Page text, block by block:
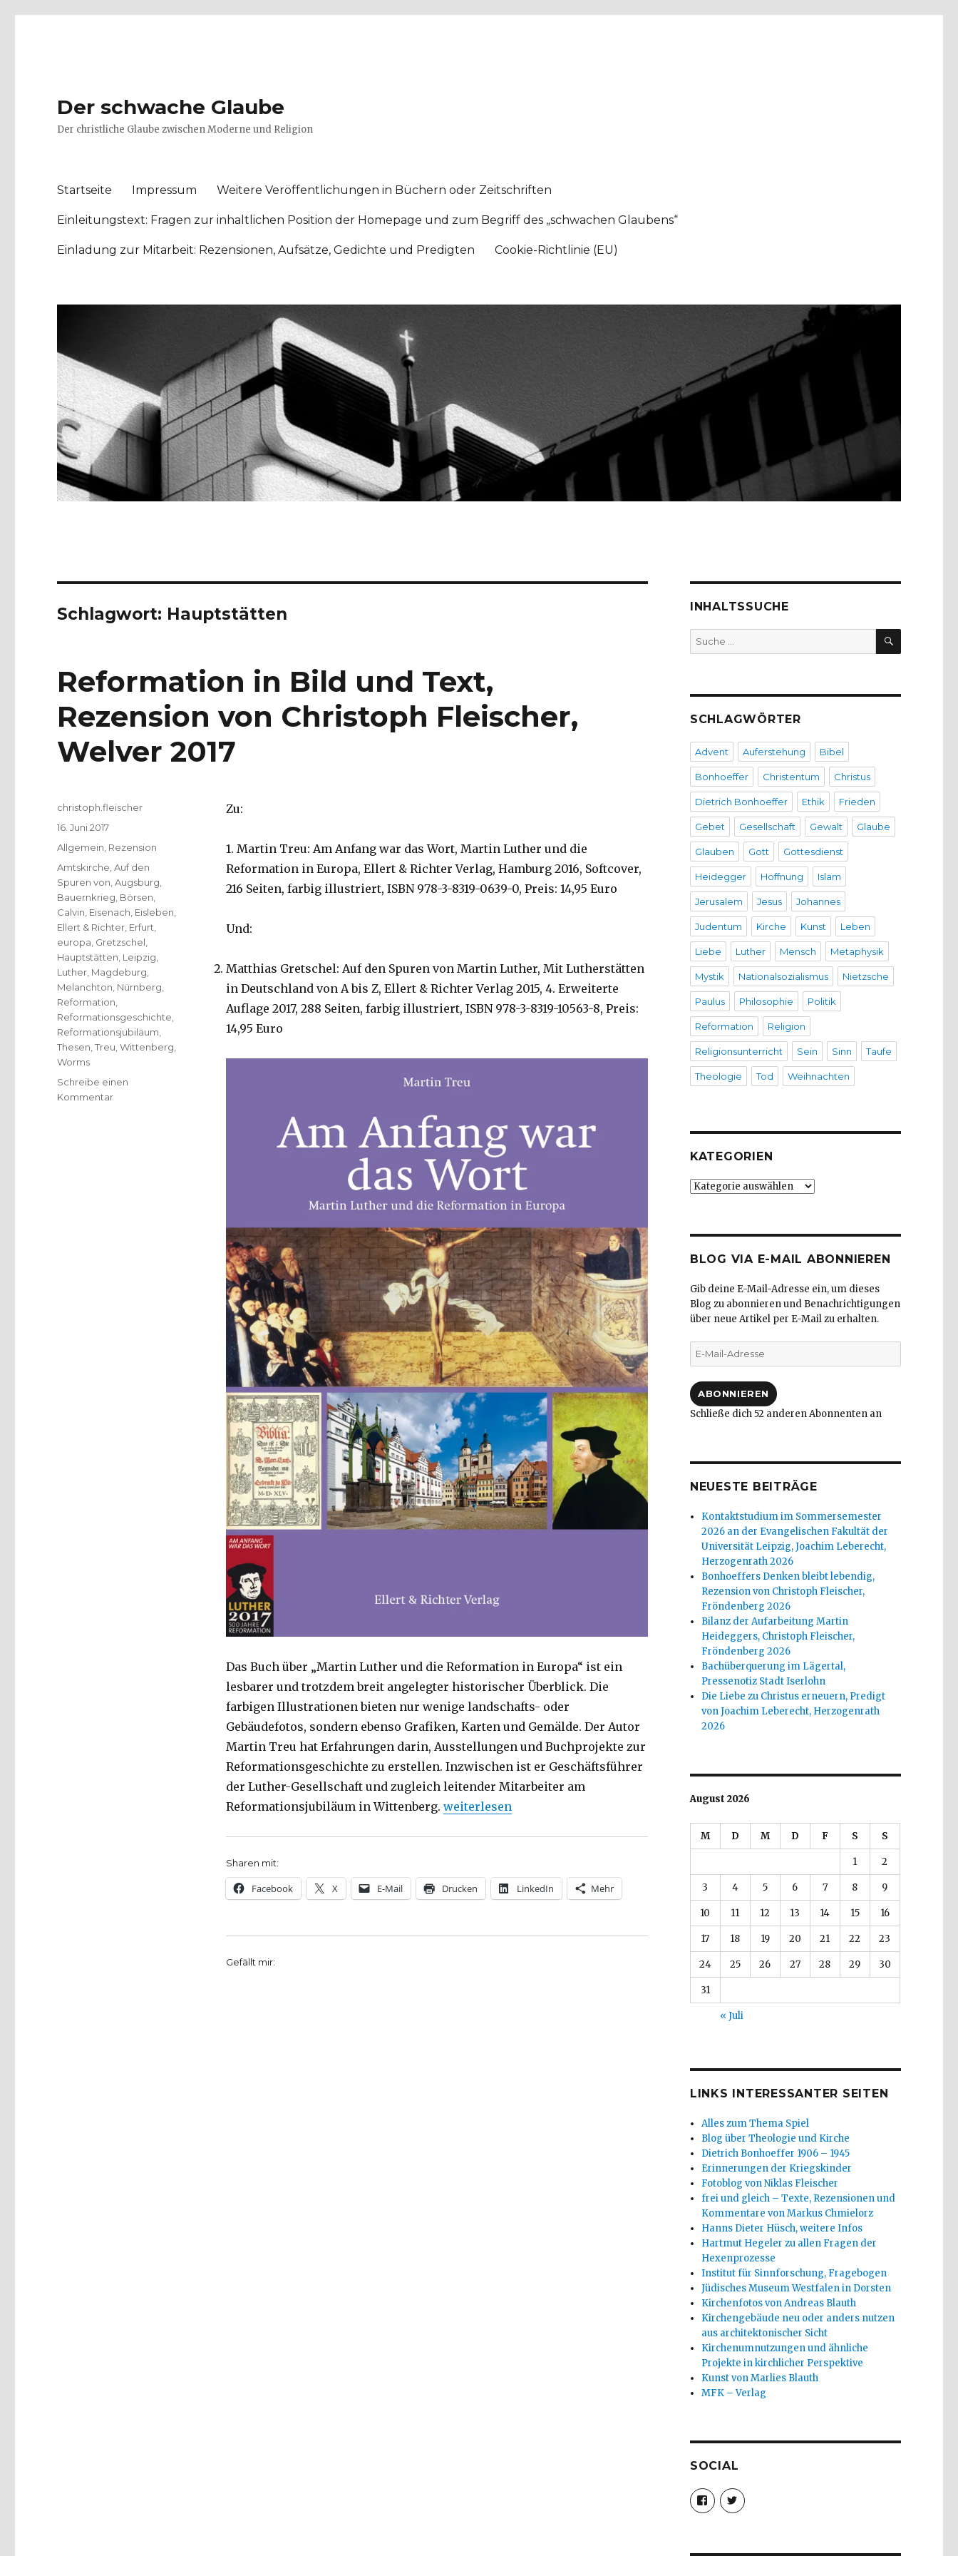
Der schwache Glaube
Der christliche Glaube zwischen Moderne und Religion
Startseite Impressum Weitere Veröffentlichungen in Büchern oder Zeitschriften
Einleitungstext: Fragen zur inhaltlichen Position der Homepage und zum Begriff des „schwachen Glaubens“
Einladung zur Mitarbeit: Rezensionen, Aufsätze, Gedichte und Predigten Cookie-Richtlinie (EU)
Schlagwort: Hauptstätten
Reformation in Bild und Text,
Rezension von Christoph Fleischer,
Welver 2017
Zu:
1. Martin Treu: Am Anfang war das Wort, Martin Luther und die
Reformation in Europa, Ellert & Richter Verlag, Hamburg 2016, Softcover,
216 Seiten, farbig illustriert, ISBN 978-3-8319-0639-0, Preis: 14,95 Euro
Und:
Matthias Gretschel: Auf den Spuren von Martin Luther, Mit Lutherstätten
in Deutschland von A bis Z, Ellert & Richter Verlag 2015, 4. Erweiterte
Auflage 2017, 288 Seiten, farbig illustriert, ISBN 978-3-8319-10563-8, Preis:
14,95 Euro
Das Buch über „Martin Luther und die Reformation in Europa“ ist ein
lesbarer und trotzdem breit angelegter historischer Überblick. Die
farbigen Illustrationen bieten nur wenige landschafts- oder
Gebäudefotos, sondern ebenso Grafiken, Karten und Gemälde. Der Autor
Martin Treu hat Erfahrungen darin, Ausstellungen und Buchprojekte zur
Reformationsgeschichte zu erstellen. Inzwischen ist er Geschäftsführer
der Luther-Gesellschaft und zugleich leitender Mitarbeiter am
Reformationsjubiläum in Wittenberg. „Reformation in Bild und Text, Rezension von Christoph Fleischer, Welver 2017“
weiterlesen
Sharen mit:
Facebook X E-Mail Drucken LinkedIn Mehr
Gefällt mir:
Autor
christoph.fleischer
Veröffentlicht
am
16. Juni 2017
Kategorien
Allgemein Rezension
Schlagwörter
Amtskirche ,Auf den
Spuren von ,Augsburg
Bauernkrieg Börsen
Calvin Eisenach Eisleben
Ellert & Richter Erfurt
europa Gretzschel
Hauptstätten Leipzig
Luther Magdeburg
Melanchton Nürnberg
Reformation
Reformationsgeschichte
Reformationsjubiläum
Thesen ,Treu ,Wittenberg
Worms
Schreibe einen
Kommentarzu
INHALTSSUCHE
Suche
nach:
SUCHEN
SCHLAGWÖRTER
Advent Auferstehung Bibel
Bonhoeffer Christentum Christus
Dietrich Bonhoeffer Ethik Frieden
Gebet Gesellschaft Gewalt Glaube
Glauben Gott Gottesdienst
Heidegger Hoffnung Islam
Jerusalem Jesus Johannes
Judentum Kirche Kunst Leben
Liebe Luther Mensch Metaphysik
Mystik Nationalsozialismus Nietzsche
Paulus Philosophie Politik
Reformation Religion
Religionsunterricht Sein Sinn Taufe
Theologie Tod Weihnachten
KATEGORIEN
Kategorien
BLOG VIA E-MAIL ABONNIEREN
Gib deine E-Mail-Adresse ein, um dieses
Blog zu abonnieren und Benachrichtigungen
über neue Artikel per E-Mail zu erhalten.
E-
Mail-
ABONNIEREN
Schließe dich 52 anderen Abonnenten an
NEUESTE BEITRÄGE
Kontaktstudium im Sommersemester
2026 an der Evangelischen Fakultät der
Universität Leipzig, Joachim Leberecht,
Herzogenrath 2026
Bonhoeffers Denken bleibt lebendig,
Rezension von Christoph Fleischer,
Fröndenberg 2026
Bilanz der Aufarbeitung Martin
Heideggers, Christoph Fleischer,
Fröndenberg 2026
Bachüberquerung im Lägertal,
Pressenotiz Stadt Iserlohn
Die Liebe zu Christus erneuern, Predigt
von Joachim Leberecht, Herzogenrath
2026
August 2026
M D M D F S S
1 2
3 4 5 6 7 8 9
10 11 12 13 14 15 16
17 18 19 20 21 22 23
24 25 26 27 28 29 30
31
« Juli
LINKS INTERESSANTER SEITEN
Alles zum Thema Spiel
Blog über Theologie und Kirche
Dietrich Bonhoeffer 1906 – 1945
Erinnerungen der Kriegskinder
Fotoblog von Niklas Fleischer
frei und gleich – Texte, Rezensionen und
Kommentare von Markus Chmielorz
Hanns Dieter Hüsch, weitere Infos
Hartmut Hegeler zu allen Fragen der
Hexenprozesse
Institut für Sinnforschung, Fragebogen
Jüdisches Museum Westfalen in Dorsten
Kirchenfotos von Andreas Blauth
Kirchengebäude neu oder anders nutzen
aus architektonischer Sicht
Kirchenumnutzungen und ähnliche
Projekte in kirchlicher Perspektive
Kunst von Marlies Blauth
MFK – Verlag
SOCIAL
Profil
von
christoph.fleischer1
anzeigen
Profil
von
anzeigen